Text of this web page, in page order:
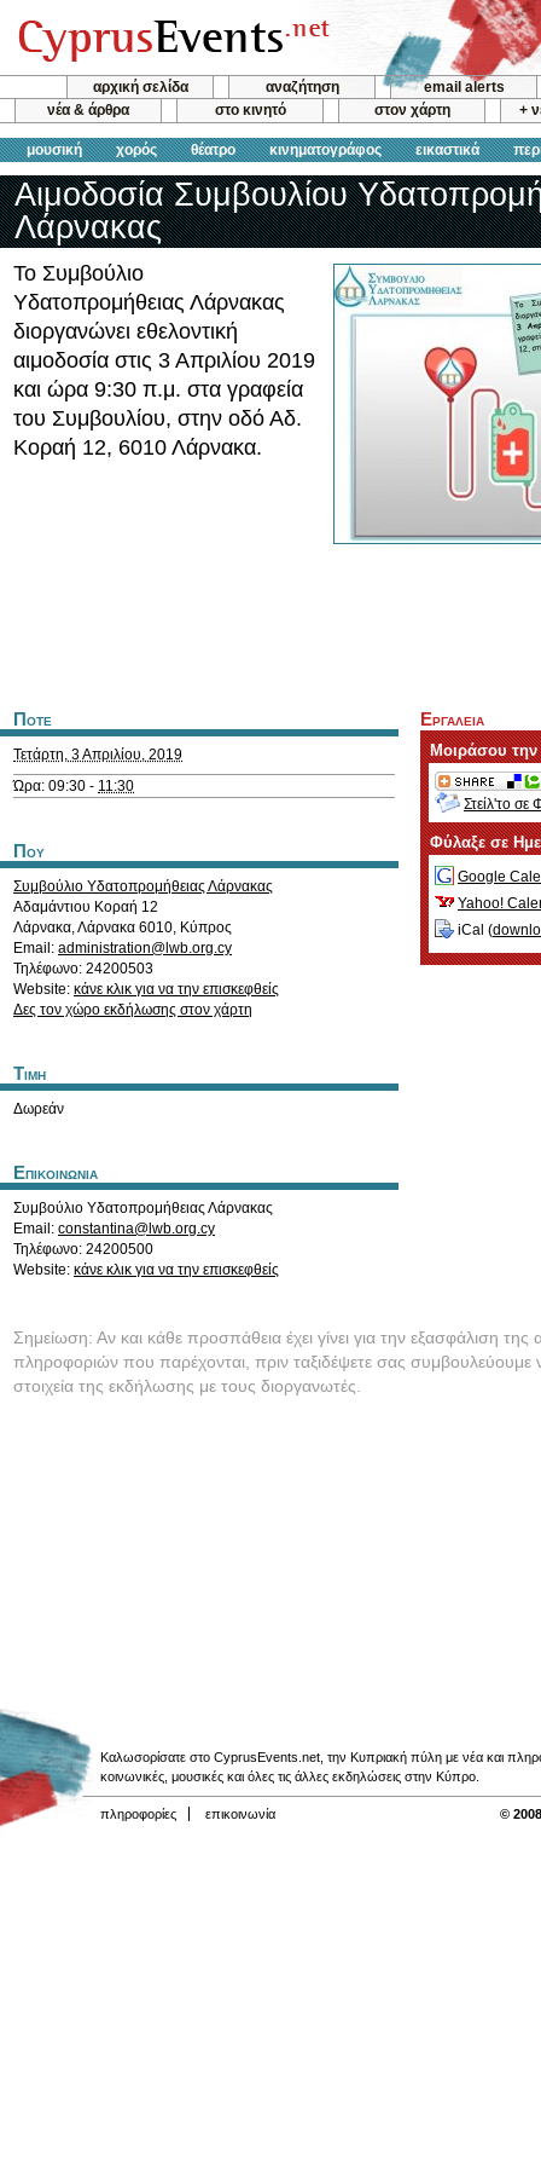
αρχική σελίδα αναζήτηση
email alerts
νέα & άρθρα
στο κινητό στον χάρτη +
μουσική χορός θέατρο κινηματογράφος εικαστικά
Αιμοδοσία Συμβουλίου
Λάρνακας
Το Συμβούλιο
Υδατοπρομήθειας Λάρνακας
διοργανώνει εθελοντική
αιμοδοσία στις 3 Απριλίου 2019
και ώρα 9:30 π.μ. στα γραφεία
του Συμβουλίου, στην οδό Αδ.
Κοραή 12, 6010 Λάρνακα.
Ποτε
Τετάρτη, 3 Απριλίου, 2019
Ώρα: 09:30 - 11:30
Που
Συμβούλιο Υδατοπρομήθειας Λάρνακας
Αδαμάντιου Κοραή 12
Λάρνακα,Λάρνακα 6010, Κύπρος
Email: administration@lwb.org.cy
Τηλέφωνο: 24200503
Website: κάνε κλικ για να την επισκεφθείς
Δες τον χώρο εκδήλωσης στον χάρτη
Τιμη
Δωρεάν
Επικοινωνια
Συμβούλιο Υδατοπρομήθειας Λάρνακας
Email: constantina@lwb.org.cy
Τηλέφωνο: 24200500
Website: κάνε κλικ για να την επισκεφθείς
Εργαλεια
Μοιράσου
Στείλ'το σε
Φύλαξε σε
Google
Yahoo!
iCal (
Σημείωση: Αν και κάθε προσπάθεια έχει γίνει για την εξασφάλιση της
πληροφοριών που παρέχονται, πριν ταξιδέψετε σας συμβουλεύουμε
στοιχεία της εκδήλωσης με τους διοργανωτές.
Καλωσορίσατε στο CyprusEvents.net, την Κυπριακή πύλη με νέα και
κοινωνικές, μουσικές και όλες τις άλλες εκδηλώσεις στην Κύπρο.
πληροφορίες επικοινωνία ©